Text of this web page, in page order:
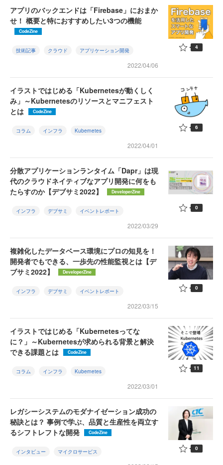
アプリのバックエンドは「Firebase」におまか
せ！ 概要と特におすすめしたい3つの機能
CodeZine
技術記事 クラウド アプリケーション開発
2022/04/06
4
イラストではじめる「Kubernetesが動くしく
み」～Kubernetesのリソースとマニフェスト
とは
CodeZine
コラム インフラ Kubernetes
2022/04/01
6
分散アプリケーションランタイム「Dapr」は現
代のクラウドネイティブなアプリ開発に何をも
たらすのか【デブサミ2022】
DeveloperZine
インフラ デブサミ イベントレポート
2022/03/29
0
複雑化したデータベース環境にプロの知見を！
開発者でもできる、一歩先の性能監視とは【デ
ブサミ2022】
DeveloperZine
インフラ デブサミ イベントレポート
2022/03/15
0
イラストではじめる「Kubernetesってな
に？」～Kubernetesが求められる背景と解決
できる課題とは
CodeZine
コラム インフラ Kubernetes
2022/03/01
11
レガシーシステムのモダナイゼーション成功の
秘訣とは？ 事例で学ぶ、品質と生産性を両立す
るシフトレフトな開発
CodeZine
インタビュー マイクロサービス 0